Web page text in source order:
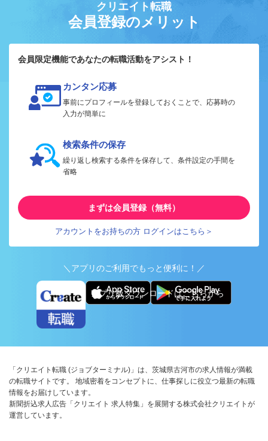
クリエイト転職
会員登録のメリット
会員限定機能であなたの転職活動をアシスト！
カンタン応募
事前にプロフィールを登録しておくことで、応募時の
入力が簡単に
検索条件の保存
繰り返し検索する条件を保存して、条件設定の手間を
省略
まずは会員登録（無料）
アカウントをお持ちの方 ログインはこちら＞
＼アプリのご利用でもっと便利に！／
アプリ版ダウンロードはこちらから
「クリエイト転職 (ジョブターミナル)」は、茨城県古河市の求人情報が満載
の転職サイトです。 地域密着をコンセプトに、仕事探しに役立つ最新の転職
情報をお届けしています。
新聞折込求人広告「クリエイト 求人特集」を展開する株式会社クリエイトが
運営しています。